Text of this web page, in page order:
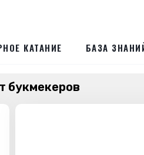
КАТАНИЕ БАЗА
букмекеров